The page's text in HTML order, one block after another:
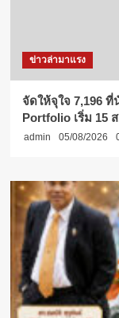
ข่าวล่ามาแรง
จัดให้จุใจ 7,196
Portfolio เริ่ม 15
admin 05/08/2026